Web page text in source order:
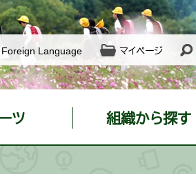
Foreign Language マイページ
ツ 組織から探す